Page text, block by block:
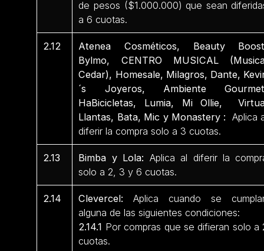
de pesos ($1.000.000) que sean
a 6 cuotas.
2.12
Atenea Cosméticos, Beauty
Bylmo, CENTRO MUSICAL
Cedar), Homesale, Milagros, Dante,
´s Joyeros, Ambiente
HaBicicletas, Lumia, Mi Ollie,
Llantas, Bata, Mic y Monastery :Aplica
diferir la compra solo a 3 cuotas.
2.13 Bimba y Lola: Aplica al diferir la
solo a 2, 3 y 6 cuotas.
2.14 Clevercel:Aplica cuando se
alguna de las siguientes condiciones:
2.14.1 Por compras que se difieran solo a
cuotas.